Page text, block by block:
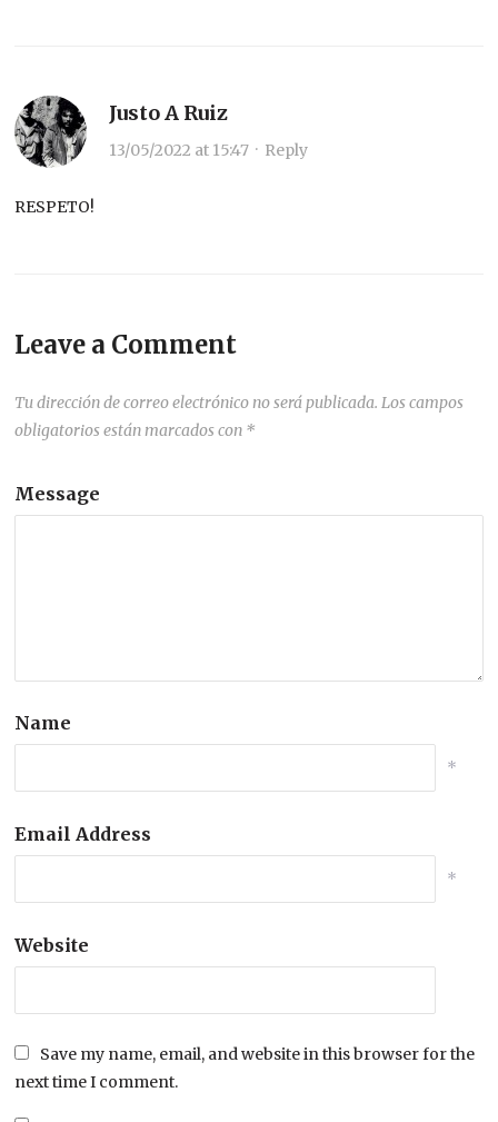
Justo A Ruiz
13/05/2022 at 15:47 · Reply
RESPETO!
Leave a Comment
Tu dirección de correo electrónico no será publicada. Los campos
obligatorios están marcados con *
Message
Name
*
Email Address
*
Website
Save my name, email, and website in this browser for the
next time I comment.